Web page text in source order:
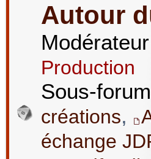
Autour
Production
Sous-
créations,
échange